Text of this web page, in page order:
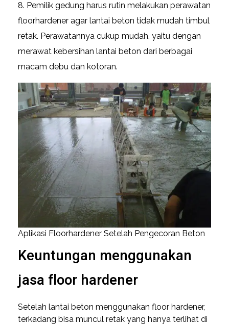
Pemilik gedung harus rutin melakukan perawatan
floorhardener agar lantai beton tidak mudah timbul
retak. Perawatannya cukup mudah, yaitu dengan
merawat kebersihan lantai beton dari berbagai
macam debu dan kotoran.
Aplikasi Floorhardener Setelah Pengecoran Beton
Keuntungan menggunakan
jasa floor hardener
Setelah lantai beton menggunakan floor hardener,
terkadang bisa muncul retak yang hanya terlihat di